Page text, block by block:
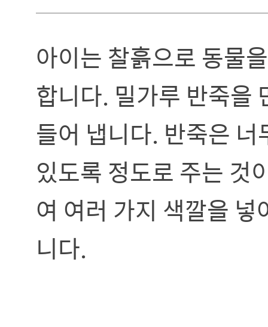
아이는 찰흙으로 동물
합니다. 밀가루 반죽을
들어 냅니다. 반죽은
있도록 정도로 주는 것
여 여러 가지 색깔을
니다.